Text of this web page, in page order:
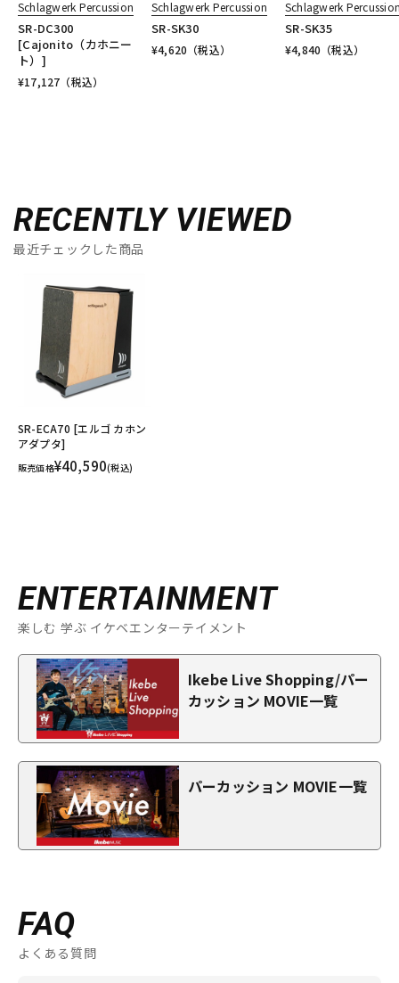
Schlagwerk Percussion
SR-DC300
[Cajonito（カホニー
ト）]
¥17,127 （税込）
Schlagwerk Percussion
SR-SK30
¥4,620 （税込）
Schlagwerk
SR-SK35
¥4,840 （税込）
RECENTLY VIEWED
最近チェックした商品
SR-ECA70 [エルゴ カホン
アダプタ]
販売価格¥40,590(税込)
ENTERTAINMENT
楽しむ 学ぶ イケベエンターテイメント
Ikebe Live Shopping/パー
カッション MOVIE一覧
パーカッション MOVIE一覧
FAQ
よくある質問